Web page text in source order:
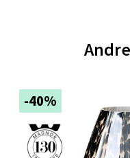
-40%
Orkanger -
Thon Senter
Orkanger
Åpent i dag 09-20